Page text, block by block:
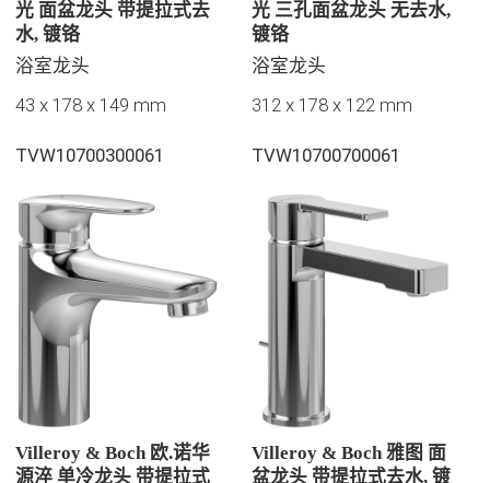
光 面盆龙头 带提拉式去
水, 镀铬
浴室龙头
43 x 178 x 149 mm
TVW10700300061
光 三孔面盆龙头 无去水,
镀铬
浴室龙头
312 x 178 x 122 mm
TVW10700700061
Villeroy & Boch 欧.诺华
源淬 单冷龙头 带提拉式
Villeroy & Boch 雅图 面
盆龙头 带提拉式去水, 镀